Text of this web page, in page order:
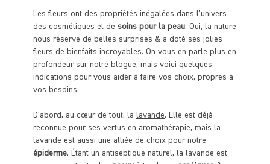
Les fleurs ont des propriétés inégalées dans l’univers
des cosmétiques et de soins pour la peau. Oui, la nature
nous réserve de belles surprises & a doté ses jolies
fleurs de bienfaits incroyables. On vous en parle plus en
profondeur surnotre blogue, mais voici quelques
indications pour vous aider à faire vos choix, propres à
vos besoins.
D’abord, au cœur de tout, la lavande. Elle est déjà
reconnue pour ses vertus en aromathérapie, mais la
lavande est aussi une alliée de choix pour notre
épiderme. Étant un antiseptique naturel, la lavande est